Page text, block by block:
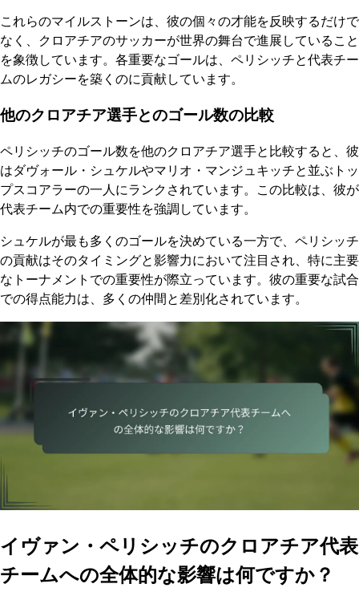
これらのマイルストーンは、彼の個々の才能を反映するだけで
なく、クロアチアのサッカーが世界の舞台で進展していること
を象徴しています。各重要なゴールは、ペリシッチと代表チー
ムのレガシーを築くのに貢献しています。
他のクロアチア選手とのゴール数の比較
ペリシッチのゴール数を他のクロアチア選手と比較すると、彼
はダヴォール・シュケルやマリオ・マンジュキッチと並ぶトッ
プスコアラーの一人にランクされています。この比較は、彼が
代表チーム内での重要性を強調しています。
シュケルが最も多くのゴールを決めている一方で、ペリシッチ
の貢献はそのタイミングと影響力において注目され、特に主要
なトーナメントでの重要性が際立っています。彼の重要な試合
での得点能力は、多くの仲間と差別化されています。
イヴァン・ペリシッチのクロアチア代表
チームへの全体的な影響は何ですか？